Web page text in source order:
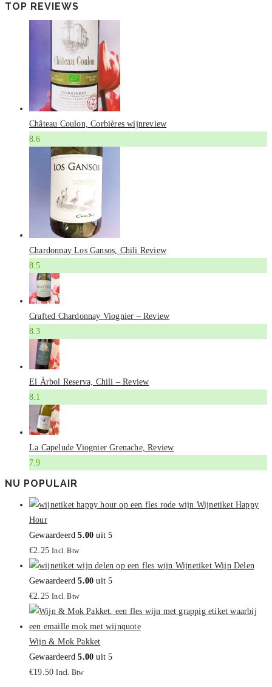
TOP REVIEWS
Château Coulon, Corbières wijnreview
8.6
Chardonnay Los Gansos, Chili Review
8.5
Crafted Chardonnay Viognier – Review
8.3
El Árbol Reserva, Chili – Review
8.1
La Capelude Viognier Grenache, Review
7.9
NU POPULAIR
Wijnetiket Happy
Hour
Gewaardeerd5.00 uit 5
€2.25 Incl. Btw
Wijnetiket Wijn Delen
Gewaardeerd5.00 uit 5
€2.25 Incl. Btw
Wijn & Mok Pakket
Gewaardeerd5.00 uit 5
€19.50 Incl. Btw